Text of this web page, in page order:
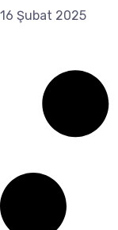
16 Şubat 2025